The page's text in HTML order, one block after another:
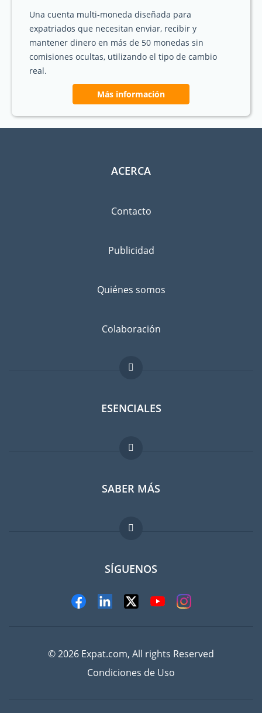
Una cuenta multi-moneda diseñada para
expatriados que necesitan enviar, recibir y
mantener dinero en más de 50 monedas sin
comisiones ocultas, utilizando el tipo de cambio
real.
Más información
ACERCA
Contacto
Publicidad
Quiénes somos
Colaboración
ESENCIALES
Foro para expatriados
Guia para expatriados
Trabajos en el extranjero
SABER MÁS
FAQ
SÍGUENOS
© 2026 Expat.com, All rights Reserved
Condiciones de Uso